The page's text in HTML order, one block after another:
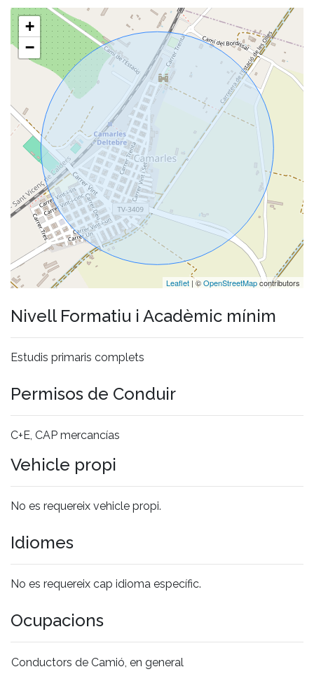
+
−
Leaflet | ©OpenStreetMapcontributors
Nivell Formatiu i Acadèmic mínim
Estudis primaris complets
Permisos de Conduir
C+E, CAP mercancías
Vehicle propi
No es requereix vehicle propi.
Idiomes
No es requereix cap idioma específic.
Ocupacions
Conductors de Camió, en general